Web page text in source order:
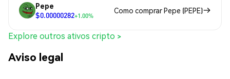
Pepe
$0.00000282+1.00%
Como comprar Pepe (PEPE)
Explore outros ativos cripto >
Aviso legal